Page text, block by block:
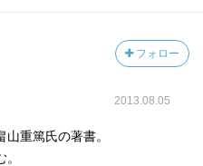
フォロー
2013.08.05
重篤氏の著書。